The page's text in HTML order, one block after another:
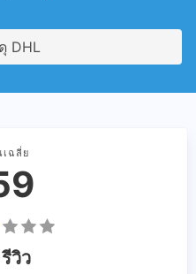
DHL
ฉลี่ย
วิว